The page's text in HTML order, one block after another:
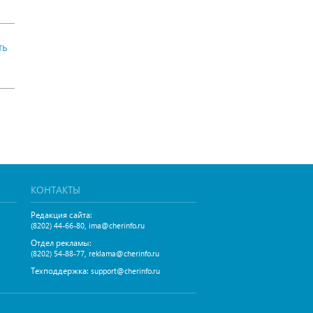
КОНТАКТЫ
Редакция сайта:
(8202) 44-66-80, ima@cherinfo.ru
Отдел рекламы:
(8202) 54-88-77, reklama@cherinfo.ru
Техподдержка: support@cherinfo.ru